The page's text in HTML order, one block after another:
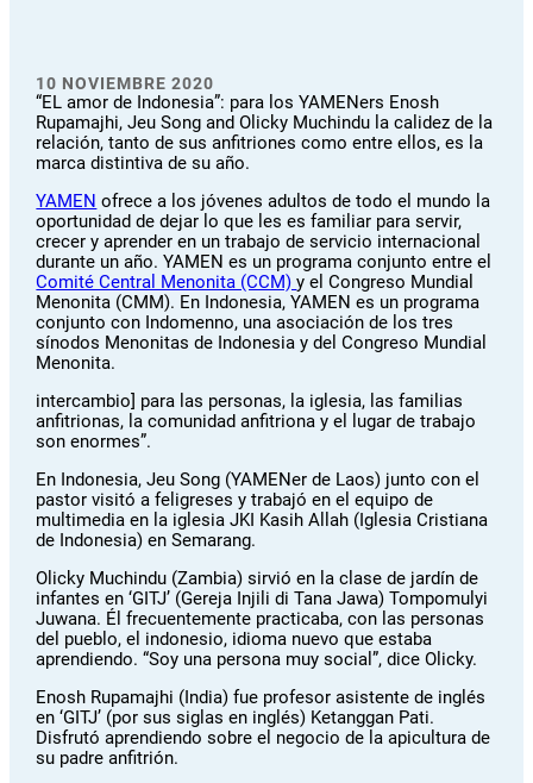
10 NOVIEMBRE 2020
“EL amor de Indonesia”: para los YAMENers Enosh
Rupamajhi, Jeu Song and Olicky Muchindu la calidez de la
relación, tanto de sus anfitriones como entre ellos, es la
marca distintiva de su año.
YAMEN ofrece a los jóvenes adultos de todo el mundo la
oportunidad de dejar lo que les es familiar para servir,
crecer y aprender en un trabajo de servicio internacional
durante un año. YAMEN es un programa conjunto entre el
Comité Central Menonita (CCM)y el Congreso Mundial
Menonita (CMM). En Indonesia, YAMEN es un programa
conjunto con Indomenno, una asociación de los tres
sínodos Menonitas de Indonesia y del Congreso Mundial
Menonita.
intercambio] para las personas, la iglesia, las familias
anfitrionas, la comunidad anfitriona y el lugar de trabajo
son enormes”.
En Indonesia, Jeu Song (YAMENer de Laos) junto con el
pastor visitó a feligreses y trabajó en el equipo de
multimedia en la iglesia JKI Kasih Allah (Iglesia Cristiana
de Indonesia) en Semarang.
Olicky Muchindu (Zambia) sirvió en la clase de jardín de
infantes en ‘GITJ’ (Gereja Injili di Tana Jawa) Tompomulyi
Juwana. Él frecuentemente practicaba, con las personas
del pueblo, el indonesio, idioma nuevo que estaba
aprendiendo. “Soy una persona muy social”, dice Olicky.
Enosh Rupamajhi (India) fue profesor asistente de inglés
en ‘GITJ’ (por sus siglas en inglés) Ketanggan Pati.
Disfrutó aprendiendo sobre el negocio de la apicultura de
su padre anfitrión.